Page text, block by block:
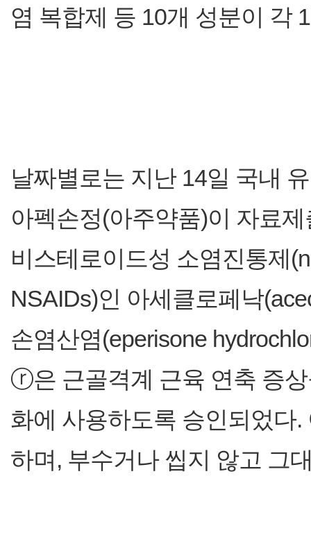
염 복합제 등 10개 성분이 각
날짜별로는 지난 14일 국내
아펙손정(아주약품)이 자료
비스테로이드성 소염진통제
NSAIDs)인 아세클로페낙
손염산염(eperisone
ⓡ은 근골격계 근육 연축 증
화에 사용하도록 승인되었다
하며, 부수거나 씹지 않고 그